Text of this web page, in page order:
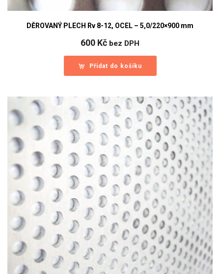
DĚROVANÝ PLECH Rv 8-12, OCEL – 5,0/220×900 mm
600 Kč bez DPH
Přidat do košíku